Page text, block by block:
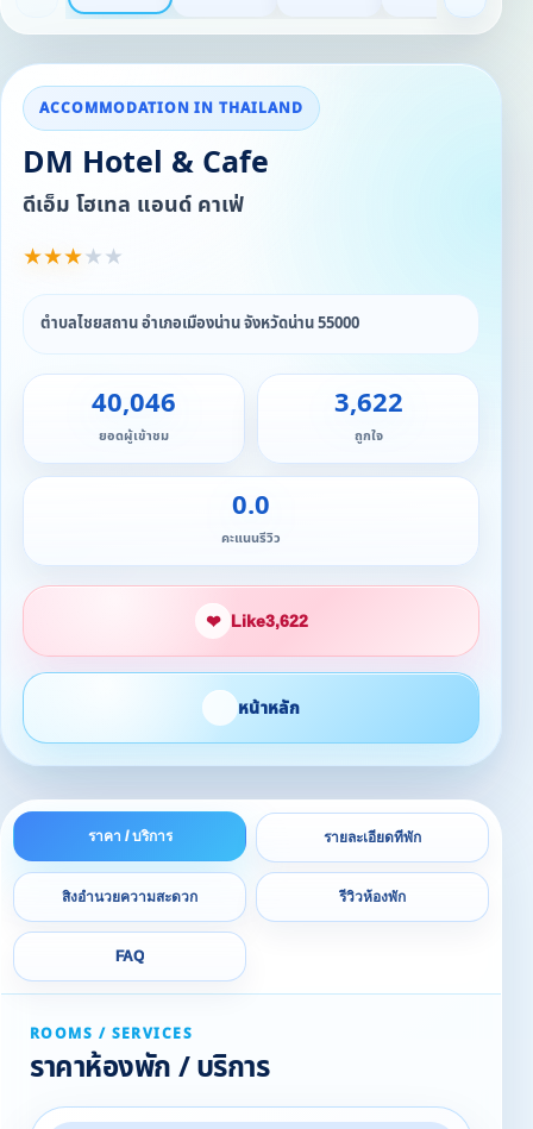
ACCOMMODATION IN THAILAND
DM Hotel & Cafe
ดีเอ็ม โฮเทล แอนด์ คาเฟ่
★★★★★
ตำบลไชยสถาน อำเภอเมืองน่าน จังหวัดน่าน 55000
40,046
ยอดผู้เข้าชม
3,622
ถูกใจ
0.0
คะแนนรีวิว
❤ Like3,622
หน้าหลัก
ราคา / บริการ รายละเอียดที่พัก
สิ่งอำนวยความสะดวก รีวิวห้องพัก
FAQ
ROOMS / SERVICES
ราคาห้องพัก / บริการ